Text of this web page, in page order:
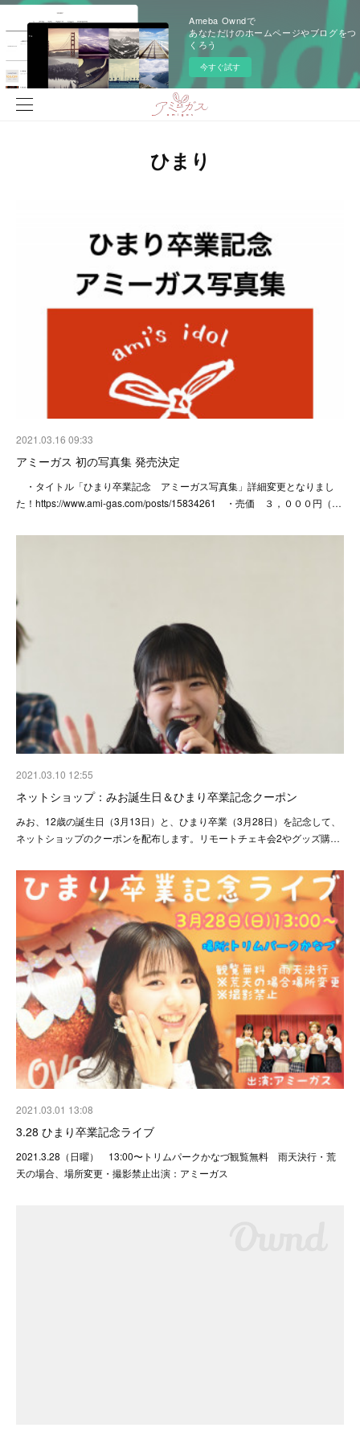
Ameba Owndで
あなただけのホームページやブログをつ
くろう
今すぐ試す
ひまり
2021.03.16 09:33
アミーガス 初の写真集 発売決定
・タイトル「ひまり卒業記念 アミーガス写真集」詳細変更となりまし
た！https://www.ami-gas.com/posts/15834261 ・売価 ３，０００円（…
2021.03.10 12:55
ネットショップ：みお誕生日＆ひまり卒業記念クーポン
みお、12歳の誕生日（3月13日）と、ひまり卒業（3月28日）を記念して、
ネットショップのクーポンを配布します。リモートチェキ会2やグッズ購…
2021.03.01 13:08
3.28 ひまり卒業記念ライブ
2021.3.28（日曜） 13:00〜トリムパークかなづ観覧無料 雨天決行・荒
天の場合、場所変更・撮影禁止出演：アミーガス